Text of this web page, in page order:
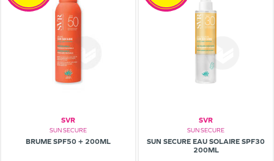
SVR
SUN SECURE
BRUME SPF50 + 200ML
SVR
SUN SECURE
SUN SECURE EAU SOLAIRE SPF30
200ML